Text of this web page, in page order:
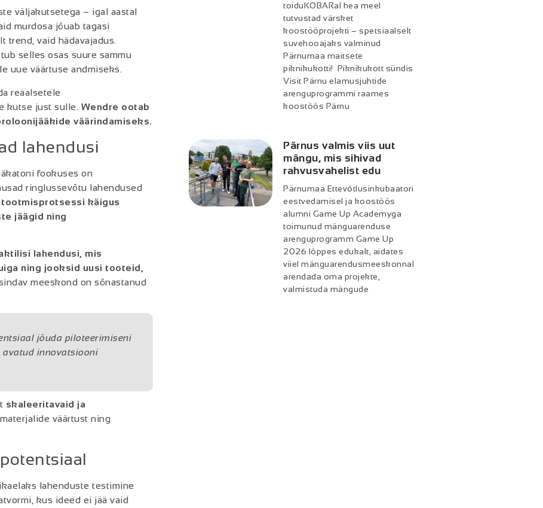
väljakutsetega – igal aastal
murdosa jõuab tagasi
trend, vaid hädavajadus.
selles osas suure sammu
uue väärtuse andmiseks.
reaalsetele
kutse just sulle. Wendre ootab
väärindamiseks.
lahendusi
fookuses on
ringlussevõtu lahendused
käigus
jäägid ning
lahendusi, mis
ning jooksid uusi tooteid,
meeskond on sõnastanud
jõuda piloteerimiseni
avatud innovatsiooni
skaleeritavaid ja
väärtust ning
lahenduste testimine
kus ideed ei jää vaid
toiduKOBARal hea meel
tutvustad värsket
koostööprojekti – spetsiaalselt
suvehooajaks valminud
Pärnumaa maitsete
piknikukotti! Piknikukott sündis
Visit Pärnu elamusjuhtide
arenguprogrammi raames
koostöös Pärnu
Pärnus valmis viis uut
mängu, mis sihivad
rahvusvahelist edu
Pärnumaa Ettevõtlusinkubaatori
eestvedamisel ja koostöös
alumni Game Up Academyga
toimunud mänguarenduse
arenguprogramm Game Up
2026 lõppes edukalt, aidates
viiel mänguarendusmeeskonnal
arendada oma projekte,
valmistuda mängude